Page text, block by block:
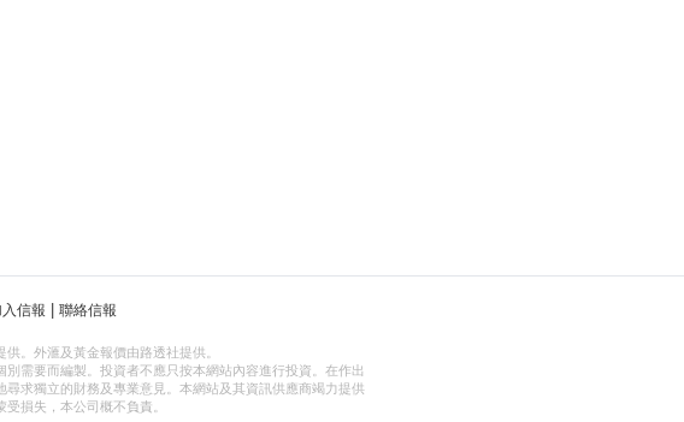
信報 聯絡信報
。外滙及黃金報價由路透社提供。
需要而編製。投資者不應只按本網站內容進行投資。在作出
求獨立的財務及專業意見。本網站及其資訊供應商竭力提供
損失，本公司概不負責。